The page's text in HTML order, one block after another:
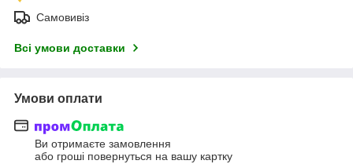
Самовивіз
Всі умови доставки
Умови оплати
Ви отримаєте замовлення
або гроші повернуться на вашу картку